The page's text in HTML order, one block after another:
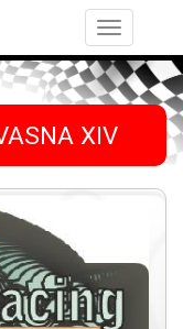
Toggle
navigation
XIV